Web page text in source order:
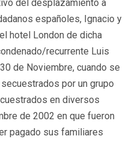
del desplazamiento a
españoles, Ignacio y
hotel London de dicha
recurrente Luis
de Noviembre, cuando se
por un grupo
en diversos
de 2002 en que fueron
pagado sus familiares